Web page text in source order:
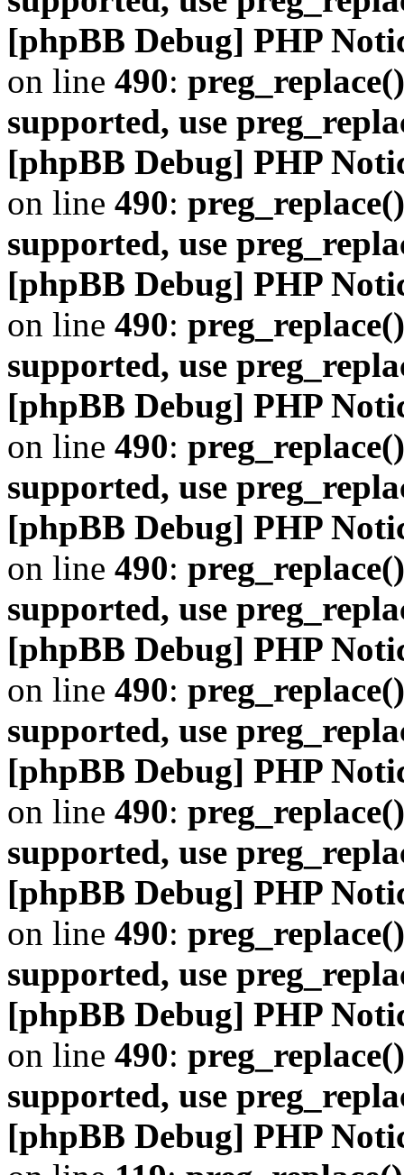
[phpBB Debug] PHP
on line 490:
supported, use
[phpBB Debug] PHP
on line 490:
supported, use
[phpBB Debug] PHP
on line 490:
supported, use
[phpBB Debug] PHP
on line 490:
supported, use
[phpBB Debug] PHP
on line 490:
supported, use
[phpBB Debug] PHP
on line 490:
supported, use
[phpBB Debug] PHP
on line 490:
supported, use
[phpBB Debug] PHP
on line 490:
supported, use
[phpBB Debug] PHP
on line 490:
supported, use
[phpBB Debug] PHP